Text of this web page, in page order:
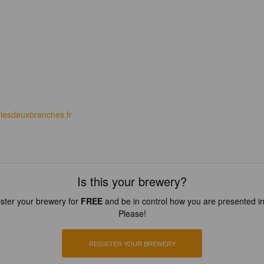
Is this your brewery?
your brewery for FREEand be in control how you are presented
Please!
REGISTER YOUR BREWERY